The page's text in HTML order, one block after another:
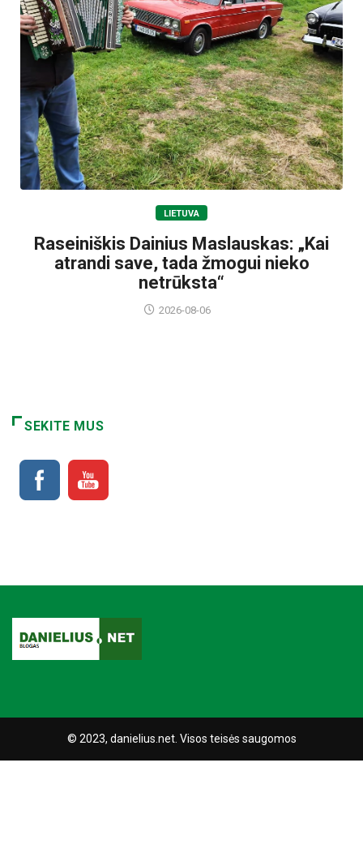
LIETUVA
Raseiniškis Dainius Maslauskas: „Kai
atrandi save, tada žmogui nieko
netrūksta“
2026-08-06
SEKITE MUS
© 2023, danielius.net. Visos teisės saugomos